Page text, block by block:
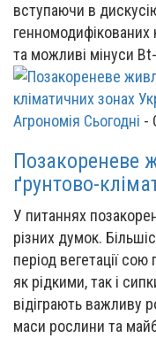
вступаючи в
та можливі мінуси
Агрономія Сьогодні -
Позакореневе
ґрунтово-
У питаннях
різних думок.
період вегетації
як рідкими, так і
відіграють важливу
маси рослини та